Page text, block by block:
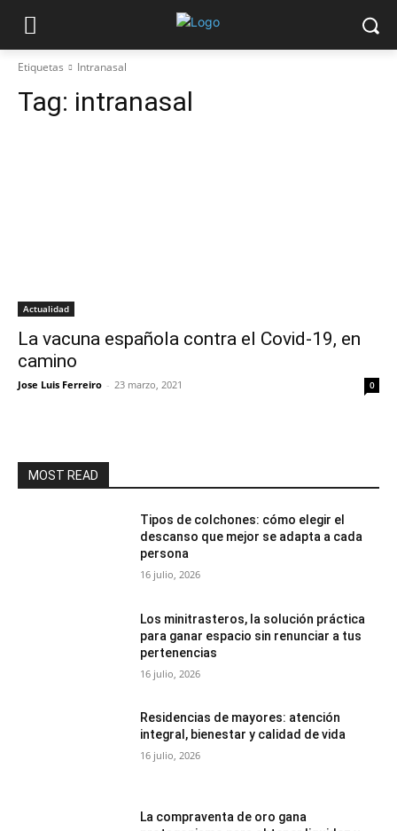
Etiquetas Intranasal
Tag: intranasal
Actualidad
La vacuna española contra el Covid-19, en
camino
Jose Luis Ferreiro - 23 marzo, 2021 0
MOST READ
Tipos de colchones: cómo elegir el
descanso que mejor se adapta a cada
persona
16 julio, 2026
Los minitrasteros, la solución práctica
para ganar espacio sin renunciar a tus
pertenencias
16 julio, 2026
Residencias de mayores: atención
integral, bienestar y calidad de vida
16 julio, 2026
La compraventa de oro gana